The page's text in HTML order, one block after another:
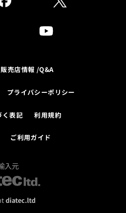
売店情報 /Q&A
プライバシーポリシー
く表記 利用規約
ご利用ガイド
入元
diatec.ltd